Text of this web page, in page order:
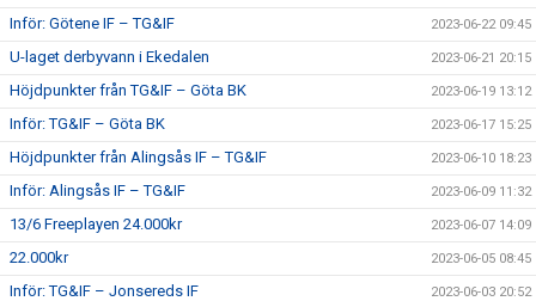
Inför: Götene IF – TG&IF 2023-06-22 09:45
U-laget derbyvann i Ekedalen 2023-06-21 20:15
Höjdpunkter från TG&IF – Göta BK 2023-06-19 13:12
Inför: TG&IF – Göta BK 2023-06-17 15:25
Höjdpunkter från Alingsås IF – TG&IF 2023-06-10 18:23
Inför: Alingsås IF – TG&IF 2023-06-09 11:32
13/6 Freeplayen 24.000kr 2023-06-07 14:09
22.000kr 2023-06-05 08:45
Inför: TG&IF – Jonsereds IF 2023-06-03 20:52